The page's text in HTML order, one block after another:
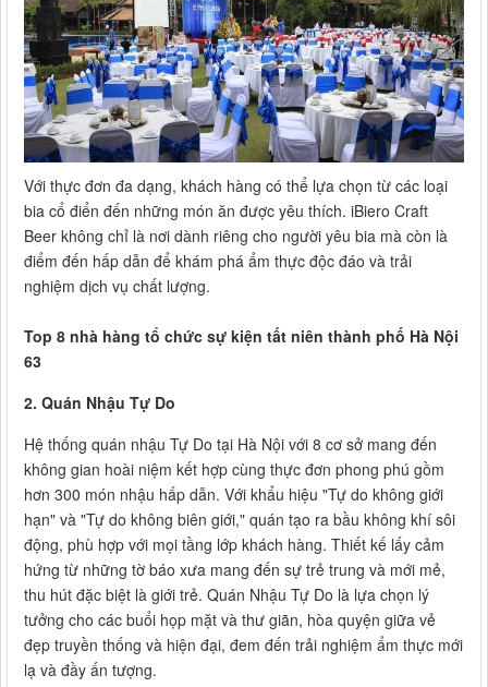
Với thực đơn đa dạng, khách hàng có thể lựa chọn từ các loại
bia cổ điển đến những món ăn được yêu thích. iBiero Craft
Beer không chỉ là nơi dành riêng cho người yêu bia mà còn là
điểm đến hấp dẫn để khám phá ẩm thực độc đáo và trải
nghiệm dịch vụ chất lượng.
Top 8 nhà hàng tổ chức sự kiện tất niên thành phố Hà Nội
63
2. Quán Nhậu Tự Do
Hệ thống quán nhậu Tự Do tại Hà Nội với 8 cơ sở mang đến
không gian hoài niệm kết hợp cùng thực đơn phong phú gồm
hơn 300 món nhậu hấp dẫn. Với khẩu hiệu "Tự do không giới
hạn" và "Tự do không biên giới," quán tạo ra bầu không khí sôi
động, phù hợp với mọi tầng lớp khách hàng. Thiết kế lấy cảm
hứng từ những tờ báo xưa mang đến sự trẻ trung và mới mẻ,
thu hút đặc biệt là giới trẻ. Quán Nhậu Tự Do là lựa chọn lý
tưởng cho các buổi họp mặt và thư giãn, hòa quyện giữa vẻ
đẹp truyền thống và hiện đại, đem đến trải nghiệm ẩm thực mới
lạ và đầy ấn tượng.